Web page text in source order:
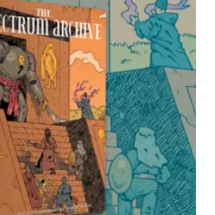
9.00 €
a
15.00 €